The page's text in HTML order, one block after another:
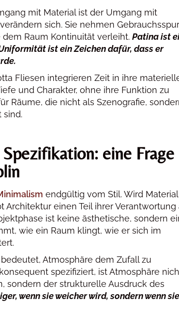
mit Material ist der Umgang mit
sich. Sie nehmen
Raum Kontinuität verleiht. Patina ist
ist ein Zeichen dafür, dass er
Fliesen integrieren Zeit in ihre
und Charakter, ohne ihre Funktion zu
Räume, die nicht als Szenografie,
sind.
eine Frage
endgültig vom Stil. Wird
einen Teil ihrer Verantwortung
ist keine ästhetische, sondern
wie ein Raum klingt, wie er sich im
Atmosphäre dem Zufall zu
spezifiziert, ist Atmosphäre
sondern der strukturelle Ausdruck des
wenn sie weicher wird, sondern wenn sie